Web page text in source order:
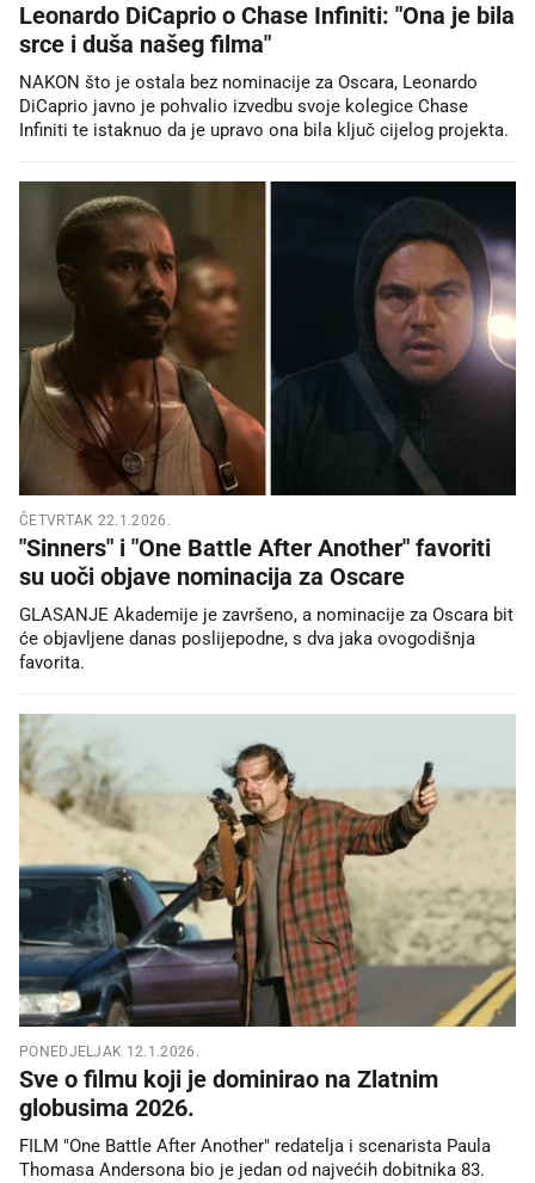
Leonardo DiCaprio o Chase Infiniti: "Ona je bila
srce i duša našeg filma"
NAKON što je ostala bez nominacije za Oscara, Leonardo
DiCaprio javno je pohvalio izvedbu svoje kolegice Chase
Infiniti te istaknuo da je upravo ona bila ključ cijelog projekta.
ČETVRTAK 22.1.2026.
"Sinners" i "One Battle After Another" favoriti
su uoči objave nominacija za Oscare
GLASANJE Akademije je završeno, a nominacije za Oscara bit
će objavljene danas poslijepodne, s dva jaka ovogodišnja
favorita.
PONEDJELJAK 12.1.2026.
Sve o filmu koji je dominirao na Zlatnim
globusima 2026.
FILM "One Battle After Another" redatelja i scenarista Paula
Thomasa Andersona bio je jedan od najvećih dobitnika 83.